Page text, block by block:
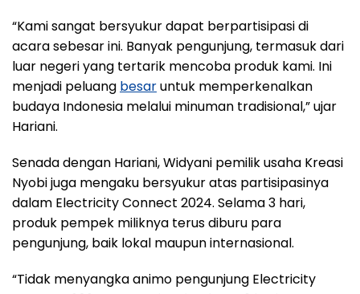
“Kami sangat bersyukur dapat berpartisipasi di
acara sebesar ini. Banyak pengunjung, termasuk dari
luar negeri yang tertarik mencoba produk kami. Ini
menjadi peluang besaruntuk memperkenalkan
budaya Indonesia melalui minuman tradisional,” ujar
Hariani.
Senada dengan Hariani, Widyani pemilik usaha Kreasi
Nyobi juga mengaku bersyukur atas partisipasinya
dalam Electricity Connect 2024. Selama 3 hari,
produk pempek miliknya terus diburu para
pengunjung, baik lokal maupun internasional.
“Tidak menyangka animo pengunjung Electricity